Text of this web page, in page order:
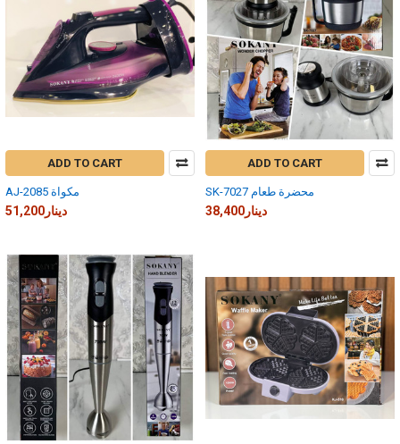
ADD TO CART
AJ-2085 مكواة
51,200دينار
ADD TO CART
SK-7027 محضرة طعام
38,400دينار